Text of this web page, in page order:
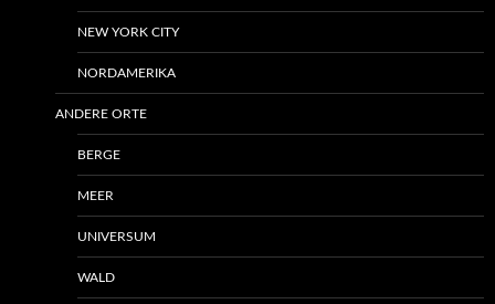
NEW YORK CITY
NORDAMERIKA
ANDERE ORTE
BERGE
MEER
UNIVERSUM
WALD